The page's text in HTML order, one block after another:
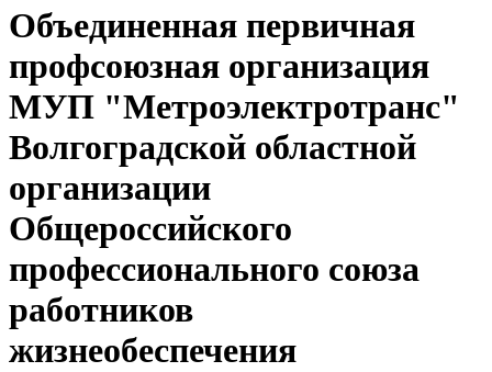
Объединенная первичная
профсоюзная организация
МУП "Метроэлектротранс"
Волгоградской областной
организации
Общероссийского
профессионального союза
работников
жизнеобеспечения